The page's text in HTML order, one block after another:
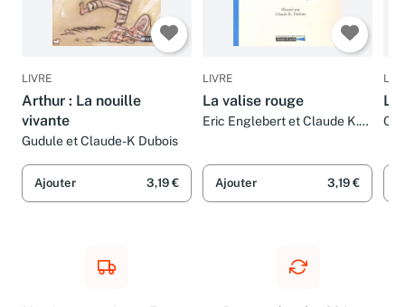
LIVRE
Arthur : La nouille
vivante
Gudule et Claude-K Dubois
Ajouter 3,19 €
LIVRE
La valise rouge
Eric Englebert et Claude K.
Ajouter 3,19 €
Le